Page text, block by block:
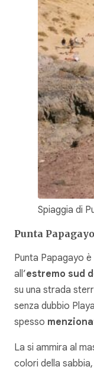
Spiaggia di
Punta Papagayo
Punta Papagayo
all’estremo sud
su una strada
senza dubbio
spesso
La si ammira al
colori della